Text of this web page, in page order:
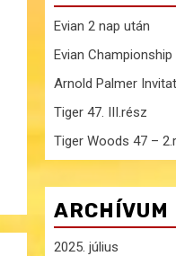
Evian 2 nap után
Evian Championship
Arnold Palmer
Tiger 47. III.rész
Tiger Woods 47 –
ARCHÍVUM
2025. július